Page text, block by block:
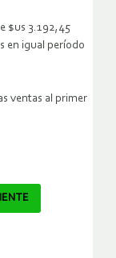
$us 3.192,45
en igual período
ventas al primer